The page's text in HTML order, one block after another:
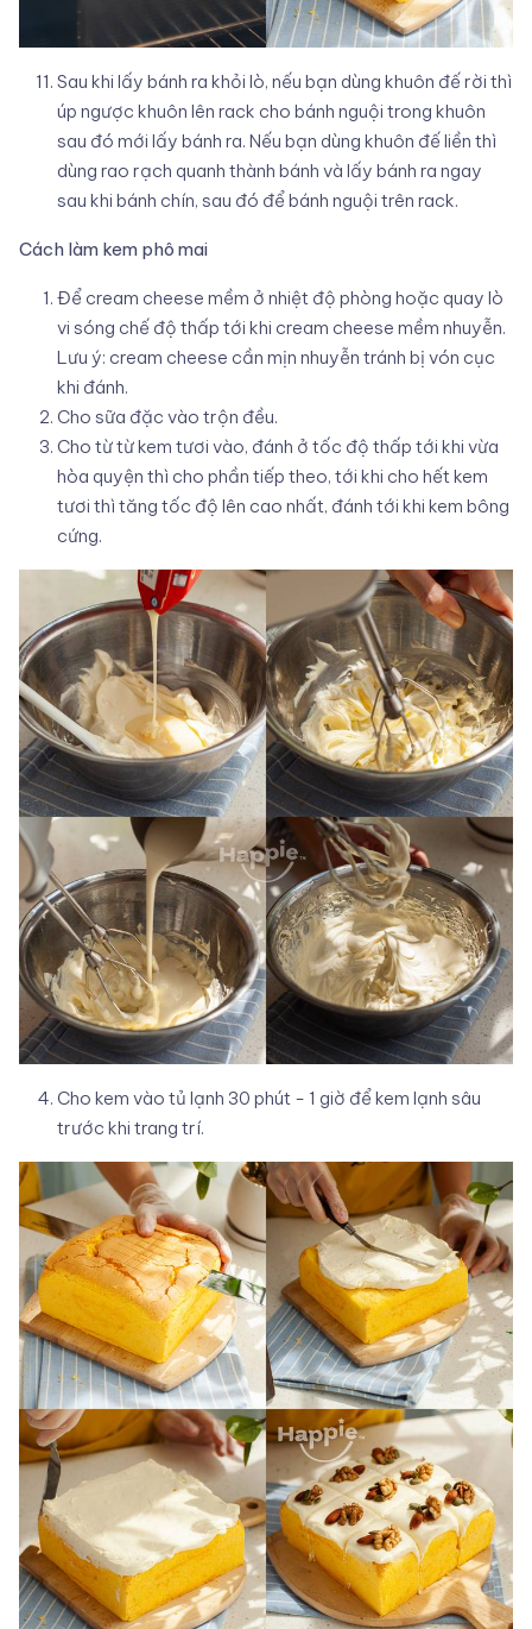
Sau khi lấy bánh ra khỏi lò, nếu bạn dùng khuôn đế rời thì
úp ngược khuôn lên rack cho bánh nguội trong khuôn
sau đó mới lấy bánh ra. Nếu bạn dùng khuôn đế liền thì
dùng rao rạch quanh thành bánh và lấy bánh ra ngay
sau khi bánh chín, sau đó để bánh nguội trên rack.
Cách làm kem phô mai
Để cream cheese mềm ở nhiệt độ phòng hoặc quay lò
vi sóng chế độ thấp tới khi cream cheese mềm nhuyễn.
Lưu ý: cream cheese cần mịn nhuyễn tránh bị vón cục
khi đánh.
Cho sữa đặc vào trộn đều.
Cho từ từ kem tươi vào, đánh ở tốc độ thấp tới khi vừa
hòa quyện thì cho phần tiếp theo, tới khi cho hết kem
tươi thì tăng tốc độ lên cao nhất, đánh tới khi kem bông
cứng.
Cho kem vào tủ lạnh 30 phút - 1 giờ để kem lạnh sâu
trước khi trang trí.